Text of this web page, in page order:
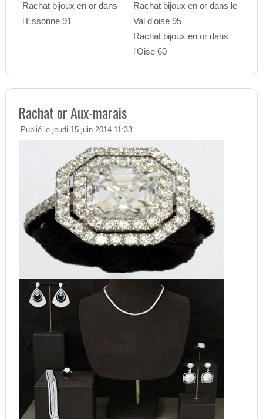
Rachat bijoux en or dans
l'Essonne 91
Rachat bijoux en or dans le
Val d'oise 95
Rachat bijoux en or dans
l'Oise 60
Rachat or Aux-marais
Publié le jeudi 15 juin 2014 11:33